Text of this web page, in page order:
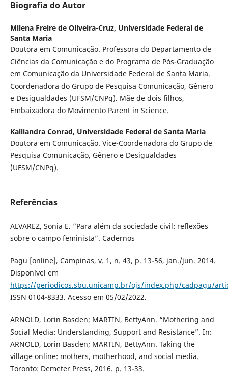
Biografia do Autor
Milena Freire de Oliveira-Cruz, Universidade Federal de
Santa Maria
Doutora em Comunicação. Professora do Departamento de
Ciências da Comunicação e do Programa de Pós-Graduação
em Comunicação da Universidade Federal de Santa Maria.
Coordenadora do Grupo de Pesquisa Comunicação, Gênero
e Desigualdades (UFSM/CNPq). Mãe de dois filhos,
Embaixadora do Movimento Parent in Science.
Kalliandra Conrad, Universidade Federal de Santa Maria
Doutora em Comunicação. Vice-Coordenadora do Grupo de
Pesquisa Comunicação, Gênero e Desigualdades
(UFSM/CNPq).
Referências
ALVAREZ, Sonia E. “Para além da sociedade civil: reflexões
sobre o campo feminista”. Cadernos
Pagu [online], Campinas, v. 1, n. 43, p. 13-56, jan./jun. 2014.
Disponível em
https://periodicos.sbu.unicamp.br/ojs/index.php/cadpagu/
ISSN 0104-8333. Acesso em 05/02/2022.
ARNOLD, Lorin Basden; MARTIN, BettyAnn. “Mothering and
Social Media: Understanding, Support and Resistance”. In:
ARNOLD, Lorin Basden; MARTIN, BettyAnn. Taking the
village online: mothers, motherhood, and social media.
Toronto: Demeter Press, 2016. p. 13-33.